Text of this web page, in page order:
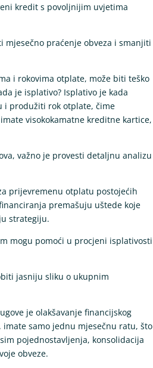
kredit s povoljnijim uvjetima
mjesečno praćenje obveza i smanjiti
i rokovima otplate, može biti teško
je isplativo? Isplativo je kada
i produžiti rok otplate, čime
visokokamatne kreditne kartice,
važno je provesti detaljnu analizu
prijevremenu otplatu postojećih
premašuju uštede koje
strategiju.
mogu pomoći u procjeni isplativosti
jasniju sliku o ukupnim
je olakšavanje financijskog
samo jednu mjesečnu ratu, što
pojednostavljenja, konsolidacija
obveze.